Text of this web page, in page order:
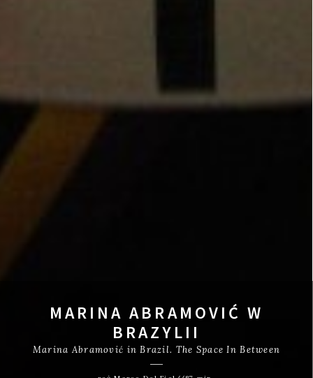
MARINA ABRAMOVIĆ W
BRAZYLII
Marina Abramović in Brazil. The Space In Between